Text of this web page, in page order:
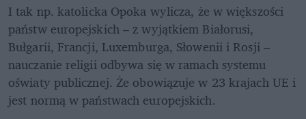
I tak np. katolicka Opoka wylicza, że w większości
państw europejskich – z wyjątkiem Białorusi,
Bułgarii, Francji, Luxemburga, Słowenii i Rosji –
nauczanie religii odbywa się w ramach systemu
oświaty publicznej. Że obowiązuje w 23 krajach UE i
jest normą w państwach europejskich.